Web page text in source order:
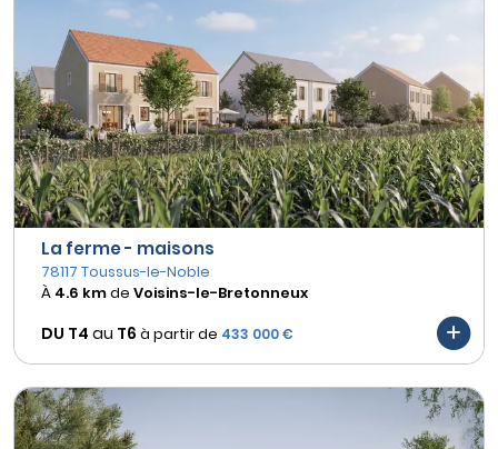
La ferme - maisons
78117 Toussus-le-Noble
À 4.6 kmde Voisins-le-Bretonneux
DU T4 au T6 à partir de 433 000 €